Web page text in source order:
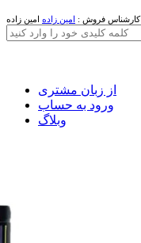
کارشناس فروش : امین زاده امین زاده
از زبان مشتری
ورود به حساب
وبلاگ